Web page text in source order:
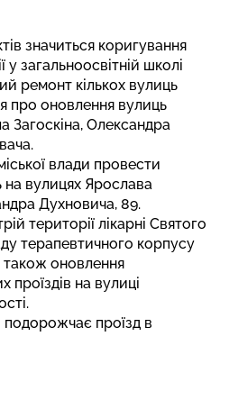
значиться коригування
у загальноосвітній школі
ремонт кількох вулиць
про оновлення вулиць
Загоскіна, Олександра
влади провести
на вулицях Ярослава
Духновича, 89.
території лікарні Святого
терапевтичного корпусу
також оновлення
проїздів на вулиці
подорожчає проїзд в